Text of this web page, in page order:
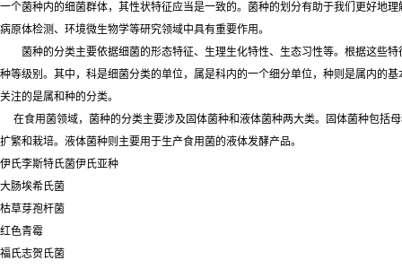
一个菌种内的细菌群体，其性状特征应当是一致的。菌种的划分有助于我们更好地
病原体检测、环境微生物学等研究领域中具有重要作用。
菌种的分类主要依据细菌的形态特征、生理生化特性、生态习性等。根据这些特
种等级别。其中，科是细菌分类的单位，属是科内的一个细分单位，种则是属内的
关注的是属和种的分类。
在食用菌领域，菌种的分类主要涉及固体菌种和液体菌种两大类。固体菌种包括
扩繁和栽培。液体菌种则主要用于生产食用菌的液体发酵产品。
伊氏李斯特氏菌伊氏亚种
大肠埃希氏菌
枯草芽孢杆菌
红色青霉
福氏志贺氏菌